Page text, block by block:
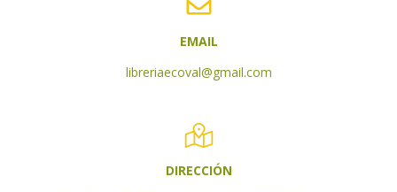
EMAIL
libreriaecoval@gmail.com
DIRECCIÓN